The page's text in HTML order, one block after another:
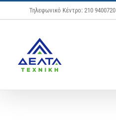
Μετάβαση
στο
Τηλεφωνικό Κέντρο: 210 9400720